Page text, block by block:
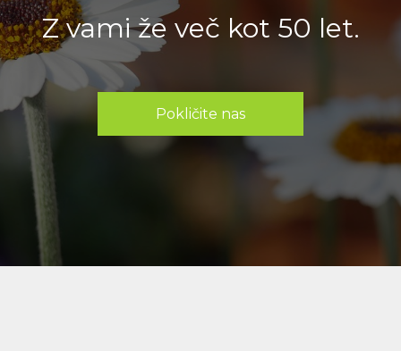
Z vami že več kot 50 let.
Pokličite nas